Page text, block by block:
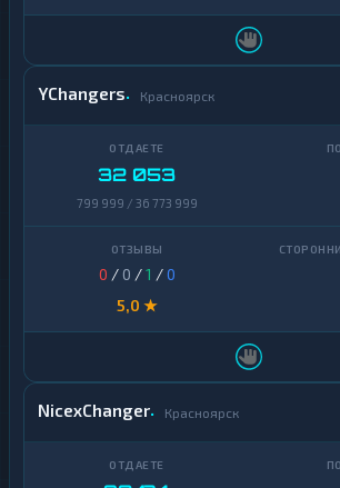
YChangers Красноярск
32 053
799 999 / 36 773 999
0 / 0 /1 /0
5,0 ★
NicexChanger Красноярск